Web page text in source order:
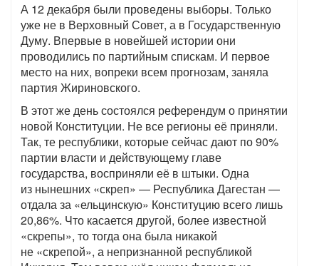
А 12 декабря были проведены выборы. Только
уже не в Верховный Совет, а в Государственную
Думу. Впервые в новейшей истории они
проводились по партийным спискам. И первое
место на них, вопреки всем прогнозам, заняла
партия Жириновского.
В этот же день состоялся референдум о принятии
новой Конституции. Не все регионы её приняли.
Так, те республики, которые сейчас дают по 90%
партии власти и действующему главе
государства, восприняли её в штыки. Одна
из нынешних «скреп» — Республика Дагестан —
отдала за «ельцинскую» Конституцию всего лишь
20,86%. Что касается другой, более известной
«скрепы», то тогда она была никакой
не «скрепой», а непризнанной республикой